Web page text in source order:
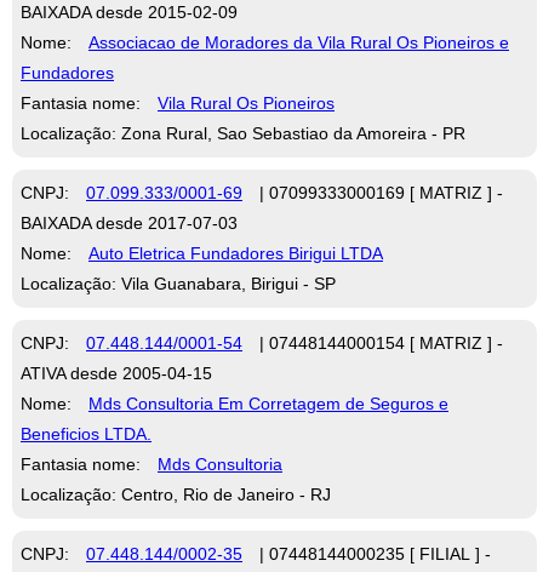
BAIXADA desde 2015-02-09
Nome:
Associacao de Moradores da Vila Rural Os Pioneiros e
Fundadores
Fantasia nome:
Vila Rural Os Pioneiros
Localização: Zona Rural, Sao Sebastiao da Amoreira - PR
CNPJ: 07.099.333/0001-69
| 07099333000169 [ MATRIZ ] -
BAIXADA desde 2017-07-03
Nome:
Auto Eletrica Fundadores Birigui LTDA
Localização: Vila Guanabara, Birigui - SP
CNPJ: 07.448.144/0001-54
| 07448144000154 [ MATRIZ ] -
ATIVA desde 2005-04-15
Nome:
Mds Consultoria Em Corretagem de Seguros e
Beneficios LTDA.
Fantasia nome:
Mds Consultoria
Localização: Centro, Rio de Janeiro - RJ
CNPJ: 07.448.144/0002-35
| 07448144000235 [ FILIAL ] -